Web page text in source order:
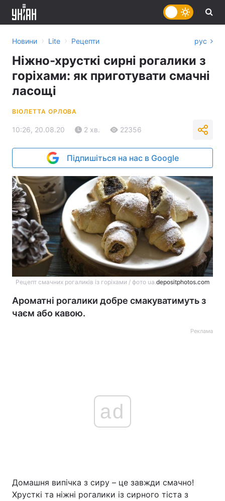
Головна Війна
Новини › Lite › Рецепти рус
Ніжно-хрусткі сирні рогалики з
горіхами: як приготувати смачні
ласощі
ВІОЛЕТТА ОРЛОВА
10:26, 20.08.20 2 хв. 22356
Підпишіться на нас в Google
Рецепт смачних рогаликів із горіхами / фото ua.depositphotos.com
Ароматні рогалики добре смакуватимуть з
чаєм або кавою.
Реклама
ad
Домашня випічка з сиру – це завжди смачно!
Хрусткі та ніжні рогалики із сирного тіста з